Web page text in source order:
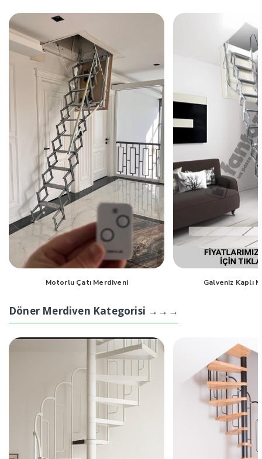
Motorlu Çatı Merdiveni Galveniz Kaplı
Döner Merdiven Kategorisi →→→